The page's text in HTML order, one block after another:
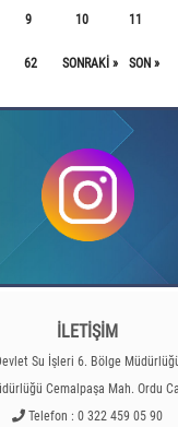
9 10 11
62 SONRAKI » SON »
İLETİŞİM
Su İşleri 6. Bölge
Cemalpaşa Mah. Ordu
Telefon : 0 322 459 05 90